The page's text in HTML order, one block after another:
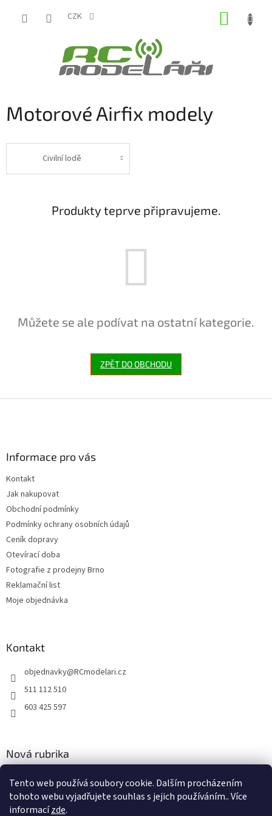
Tento web používá soubory cookie. Dalším procházením
tohoto webu vyjadřujete souhlas s jejich používáním.. Více
informacízde.
CZK
Motorové Airfix modely
Civilní lodě
Produkty teprve připravujeme.
Můžete se ale podívat na ostatní kategorie.
ZPĚT DO OBCHODU
Informace pro vás
Kontakt
Jak nakupovat
Obchodní podmínky
Podmínky ochrany osobních údajů
Ceník dopravy
Otevírací doba
Fotografie z prodejny Brno
Reklamační list
Moje objednávka
Kontakt
objednavky@RCmodelari.cz
511 112 510
603 425 597
Nová rubrika
2.4.2020